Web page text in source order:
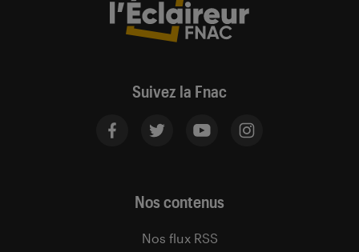
Suivez la Fnac
Nos contenus
Nos flux RSS